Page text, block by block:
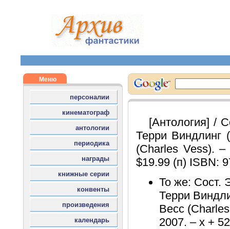
[Антология] /
Терри Виндлинг
(Charles Vess).
$19.99 (п) ISBN:
То же: Сост.
Терри
Весс
2007. – x +